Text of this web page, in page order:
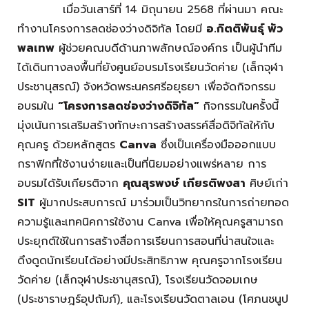
เมื่อวันเสาร์ที่ 14 มิถุนายน 2568 ที่ผ่านมา คณะ
ทำงานโครงการลดช่องว่างดิจิทัล โดยมี อ.กิตติพันธุ์ พัว
พลเทพ ผู้ช่วยคณบดีด้านภาพลักษณ์องค์กร เป็นผู้นำทีม
ได้เดินทางลงพื้นที่ยังศูนย์อบรมโรงเรียนวัดค่าย (เล็กจุฬา
ประชานุสรณ์) จังหวัดพระนครศรีอยุธยา เพื่อจัดกิจกรรม
อบรมใน “โครงการลดช่องว่างดิจิทัล” กิจกรรมในครั้งนี้
มุ่งเน้นการเสริมสร้างทักษะการสร้างสรรค์สื่อดิจิทัลให้กับ
คุณครู ด้วยหลักสูตร Canva ซึ่งเป็นเครื่องมือออกแบบ
กราฟิกที่ใช้งานง่ายและเป็นที่นิยมอย่างแพร่หลาย การ
อบรมได้รับเกียรติจาก คุณสุรพงษ์ เกียรติพงสา ศิษย์เก่า
SIT ผู้มากประสบการณ์ มาร่วมเป็นวิทยากรในการถ่ายทอด
ความรู้และเทคนิคการใช้งาน Canva เพื่อให้คุณครูสามารถ
ประยุกต์ใช้ในการสร้างสื่อการเรียนการสอนที่น่าสนใจและ
ดึงดูดนักเรียนได้อย่างมีประสิทธิภาพ คุณครูจากโรงเรียน
วัดค่าย (เล็กจุฬาประชานุสรณ์), โรงเรียนวัดจอมเกษ
(ประชาราษฎร์อุปถัมภ์), และโรงเรียนวัดตาลเอน (โศภนชนูป